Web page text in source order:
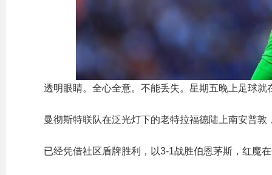
透明眼睛。全心全意。不能丢失。星期五晚上足球就
曼彻斯特联队在泛光灯下的老特拉福德陆上南安普
已经凭借社区盾牌胜利，以3-1战胜伯恩茅斯，红魔